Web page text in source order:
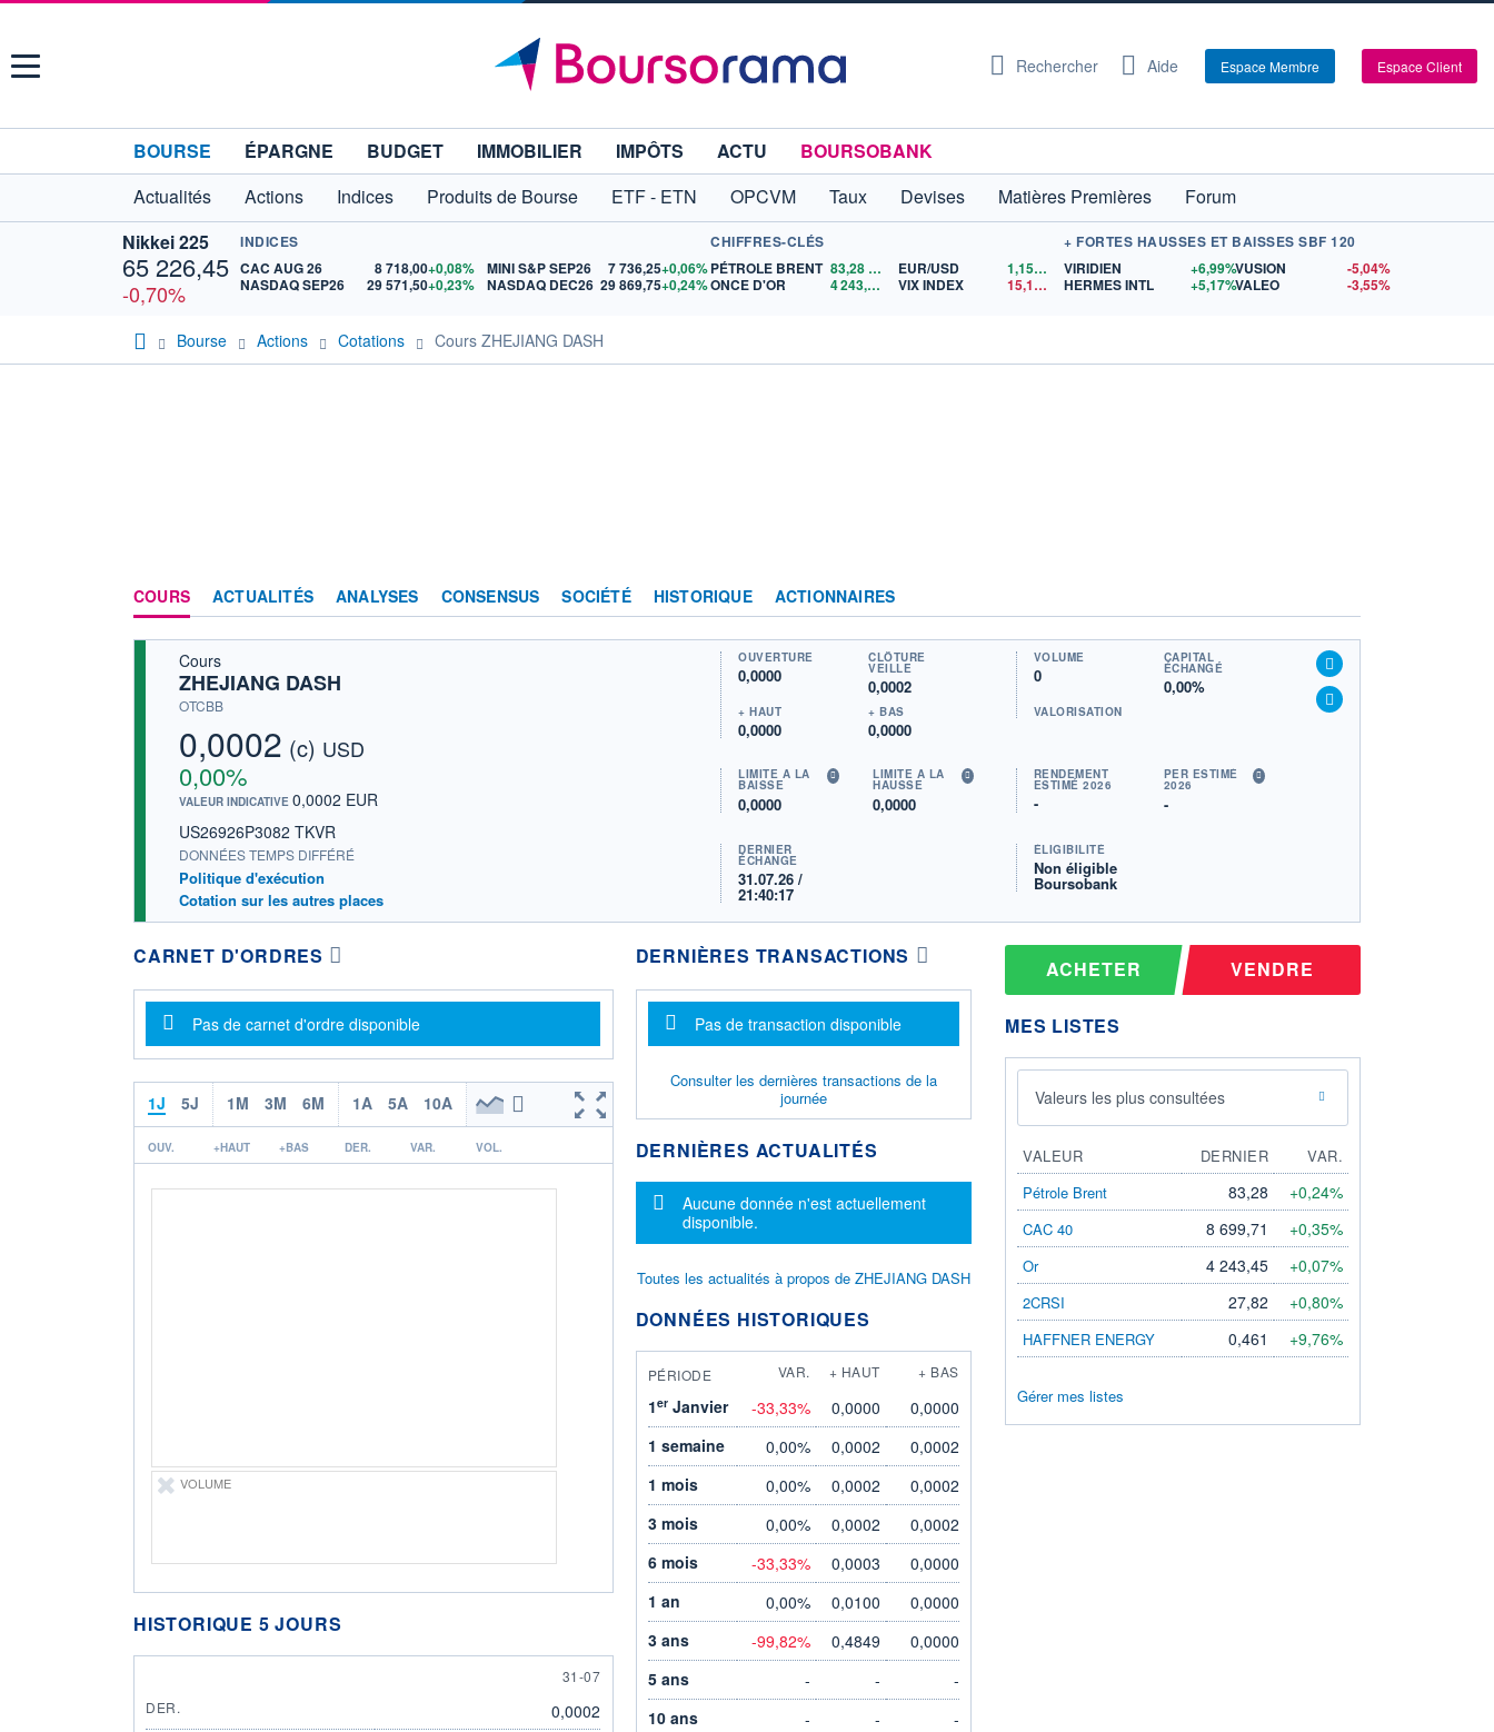
Menu Rechercher Aide Espace Membre Espace Client
BOURSE ÉPARGNE BUDGET IMMOBILIER IMPÔTS ACTU
BOURSOBANK
Actualités
Actions Indices Produits de Bourse ETF - ETN OPCVM Taux Devises Matières Premières
Forum
Nikkei 225
65 226,45
-0,70%
INDICES
CAC AUG 26
8 718,00+0,08%
NASDAQ SEP26
29 571,50+0,23%
MINI S&P SEP26 7 736,25+0,06%
NASDAQ DEC26 29 869,75+0,24%
CHIFFRES-CLÉS
PÉTROLE BRENT 83,28
ONCE D'OR
4 243,45 $US
EUR/USD 1,1524
$US
VIX INDEX
15,15$US
+ FORTES HAUSSES ET BAISSES SBF 120
VIRIDIEN
+6,99%
HERMES INTL
+5,17%
VUSION
-5,04%
VALEO
-3,55%
Bourse Actions Cotations Cours ZHEJIANG DASH
COURS ACTUALITÉS ANALYSES CONSENSUS SOCIÉTÉ HISTORIQUE ACTIONNAIRES
Cours
ZHEJIANG DASH
OTCBB
0,0002 (c) USD
0,00%
VALEUR INDICATIVE 0,0002 EUR
US26926P3082 TKVR
DONNÉES TEMPS DIFFÉRÉ
Politique d'exécution
Cotation sur les autres places
OUVERTURE
0,0000
CLÔTURE
VEILLE
0,0002
+ HAUT
0,0000
+ BAS
0,0000
VOLUME
0
CAPITAL
ÉCHANGÉ
0,00%
VALORISATION
LIMITE À LA
BAISSE
0,0000
LIMITE À LA
HAUSSE
0,0000
RENDEMENT
ESTIMÉ 2026
-
PER ESTIMÉ
2026
-
DERNIER
ÉCHANGE
31.07.26 /
21:40:17
ÉLIGIBILITÉ
Non éligible
Boursobank
CARNET D'ORDRES
Message d'information
Pas de carnet d'ordre disponible
1J 5J 1M 3M 6M 1A 5A 10A
OUV. +HAUT +BAS DER. VAR. VOL.
VOLUME
HISTORIQUE 5 JOURS
31 JULY
31-07
DER.
0,0002
DERNIÈRES TRANSACTIONS
Message d'information
Pas de transaction disponible
Consulter les dernières transactions de la
journée
DERNIÈRES ACTUALITÉS
Message d'information
Aucune donnée n'est actuellement
disponible.
Toutes les actualités à propos de ZHEJIANG DASH
DONNÉES HISTORIQUES
PÉRIODE VAR. + HAUT + BAS
1erJanvier -33,33% 0,0000
0,0000
1 semaine
0,00% 0,0002
0,0002
1 mois
0,00% 0,0002
0,0002
3 mois
0,00% 0,0002
0,0002
6 mois
-33,33% 0,0003
0,0000
1 an
0,00% 0,0100
0,0000
3 ans
-99,82% 0,4849
0,0000
5 ans
- -
-
10 ans
- -
-
ACHETER VENDRE
MES LISTES
Valeurs les plus consultées
VALEUR DERNIER
VAR.
Pétrole Brent
83,28 +0,24%
CAC 40 8 699,71 +0,35%
Or 4 243,45 +0,07%
2CRSI 27,82 +0,80%
HAFFNER ENERGY 0,461 +9,76%
Gérer mes listes